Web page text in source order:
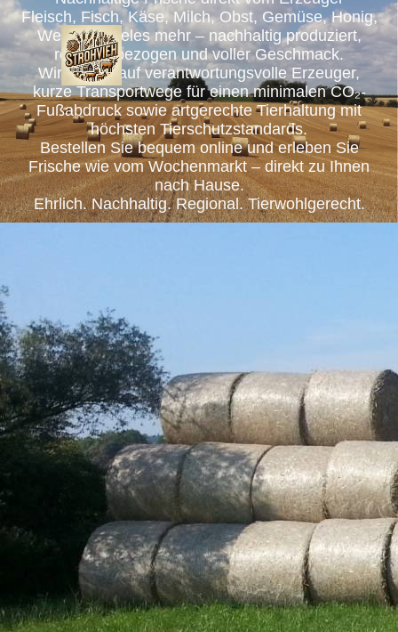
Fleisch, Fisch, Käse, Milch, Obst, Gemüse, Honig,
Wein und vieles mehr – nachhaltig produziert,
regional bezogen und voller Geschmack.
Wir setzen auf verantwortungsvolle Erzeuger,
kurze Transportwege für einen minimalen CO₂-
Fußabdruck sowie artgerechte Tierhaltung mit
höchsten Tierschutzstandards.
Bestellen Sie bequem online und erleben Sie
Frische wie vom Wochenmarkt – direkt zu Ihnen
nach Hause.
Ehrlich. Nachhaltig. Regional. Tierwohlgerecht.